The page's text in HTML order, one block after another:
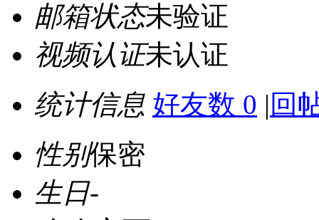
邮箱状态未验证
视频认证未认证
统计信息 好友数 0 | 回
性别保密
生日-